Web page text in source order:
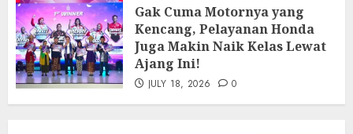
Gak Cuma Motornya yang
Kencang, Pelayanan Honda
Juga Makin Naik Kelas Lewat
Ajang Ini!
JULY 18, 2026 0